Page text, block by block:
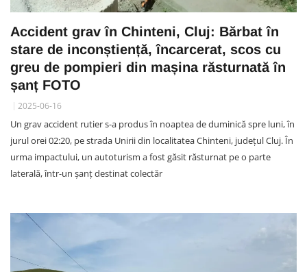
Accident grav în Chinteni, Cluj: Bărbat în
stare de inconștiență, încarcerat, scos cu
greu de pompieri din mașina răsturnată în
șanț FOTO
2025-06-16
Un grav accident rutier s-a produs în noaptea de duminică spre luni, în
jurul orei 02:20, pe strada Unirii din localitatea Chinteni, județul Cluj. În
urma impactului, un autoturism a fost găsit răsturnat pe o parte
laterală, într-un șanț destinat colectăr